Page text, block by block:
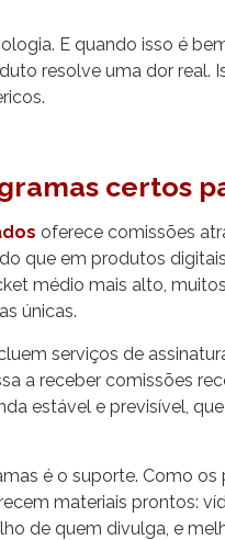
E quando isso é
resolve uma dor real.
certos
oferece comissões
que em produtos
médio mais alto,
únicas.
serviços de
a receber comissões
estável e previsível,
é o suporte. Como
materiais prontos:
de quem divulga, e